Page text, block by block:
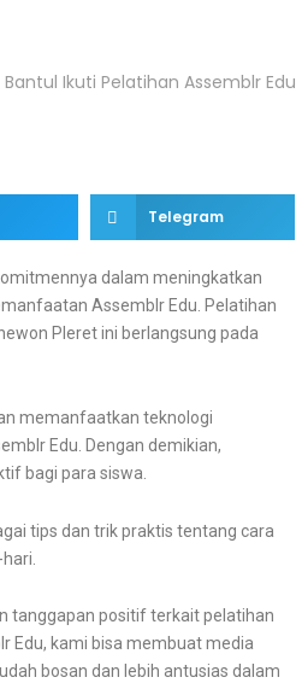
Ikuti Pelatihan Assemblr Edu
Telegram
dalam meningkatkan
Assemblr Edu. Pelatihan
Pleret ini berlangsung pada
memanfaatkan teknologi
Edu. Dengan demikian,
bagi para siswa.
tips dan trik praktis tentang cara
tanggapan positif terkait pelatihan
Edu, kami bisa membuat media
bosan dan lebih antusias dalam